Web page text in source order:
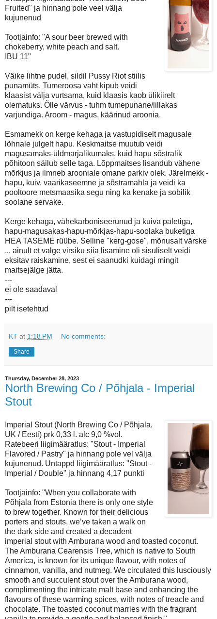
Fruited" ja hinnang pole veel välja
kujunenud
Tootjainfo: "A sour beer brewed with
chokeberry, white peach and salt.
IBU 11"
Väike lihtne pudel, sildil Pussy Riot stiilis
punamüts. Tumeroosa vaht kipub veidi
klaasist välja vurtsama, kuid klaasis kaob ülikiirelt
olematuks. Õlle värvus - tuhm tumepunane/lillakas
varjundiga. Aroom - magus, käärinud aroonia.
Esmamekk on kerge kehaga ja vastupidiselt magusale
lõhnale julgelt hapu. Keskmaitse muutub veidi
magusamaks-üldmarjalikumaks, kuid hapu sõstralik
põhitoon säilub selle taga. Lõppmaitses lisandub vähene
mõrkjus ja ilmneb arooniale omane parkiv olek. Järelmekk -
hapu, kuiv, vaarikaseemne ja sõstramahla ja veidi ka
pooltoore metsmaasika segu ning ka kenake ja sobilik
soolane servake.
Kerge kehaga, vähekarboniseerunud ja kuiva paletiga,
hapu-magusakas-hapu-mõrkjas-hapu-soolaka buketiga
HEA TASEME rüübe. Selline "kerg-gose", mõnusalt värske
... ainult et valge virsiku siia lisamine oli sisuliselt veidi
eksitav raiskamine, sest ei saanudki kuidagi mingit
maitsejälge jätta.
---
ei ole saadaval
---
pilt isetehtud
KT at 1:18 PM No comments:
Share
Thursday, December 28, 2023
North Brewing Co / Põhjala - Imperial
Stout
Imperial Stout (North Brewing Co / Põhjala,
UK / Eesti) prk 0,33 l. alc 9,0 %vol.
Ratebeeri liigimääratlus: "Stout - Imperial
Flavored / Pastry" ja hinnang pole vel välja
kujunenud. Untappd liigimääratlus: "Stout -
Imperial / Double" ja hinnang 4,17 punkti
Tootjainfo: "When you collaborate with
Põhjala from Estonia there is only one style
to brew together. Known for their delicious
porters and stouts, we’ve taken a walk on
the dark side and created a decadent
imperial stout with Amburana wood and toasted coconut.
The Amburana Cearensis Tree, which is native to South
America, is known for its unique flavour, with notes of
cinnamon, vanilla, and nutmeg. We circulated this lusciously
smooth and succulent stout over the Amburana wood,
complimenting the intricate malt base and enhancing the
flavours of these warming spices, with notes of treacle and
chocolate. The toasted coconut marries with the fragrant